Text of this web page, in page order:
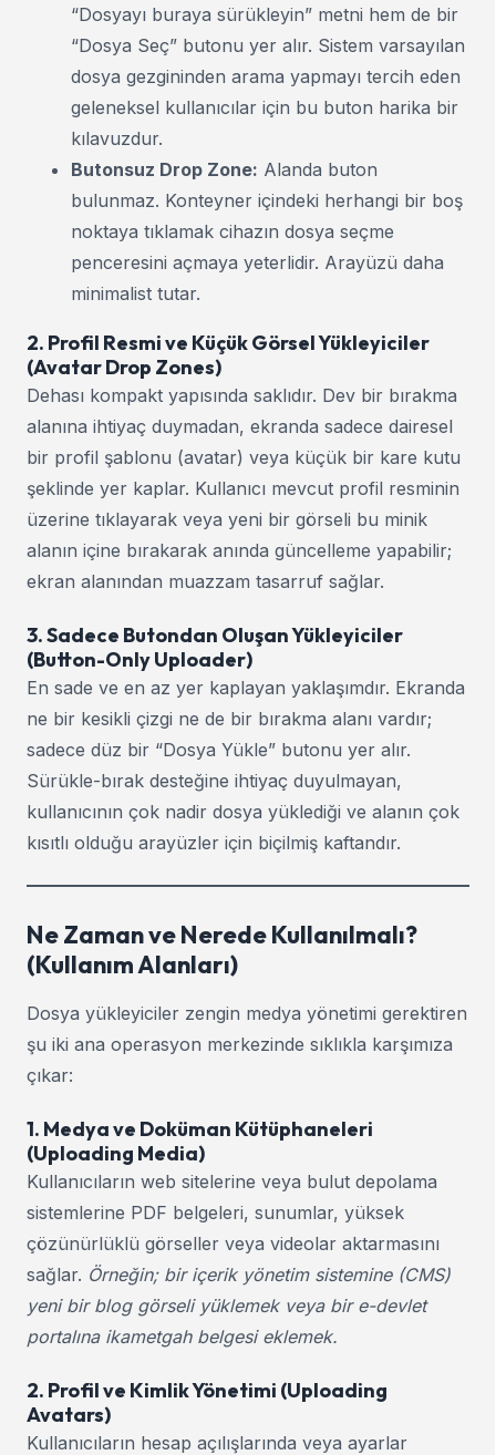
“Dosyayı buraya sürükleyin” metni hem de bir
“Dosya Seç” butonu yer alır. Sistem varsayılan
dosya gezgininden arama yapmayı tercih eden
geleneksel kullanıcılar için bu buton harika bir
kılavuzdur.
Butonsuz Drop Zone: Alanda buton
bulunmaz. Konteyner içindeki herhangi bir boş
noktaya tıklamak cihazın dosya seçme
penceresini açmaya yeterlidir. Arayüzü daha
minimalist tutar.
2. Profil Resmi ve Küçük Görsel Yükleyiciler
(Avatar Drop Zones)
Dehası kompakt yapısında saklıdır. Dev bir bırakma
alanına ihtiyaç duymadan, ekranda sadece dairesel
bir profil şablonu (avatar) veya küçük bir kare kutu
şeklinde yer kaplar. Kullanıcı mevcut profil resminin
üzerine tıklayarak veya yeni bir görseli bu minik
alanın içine bırakarak anında güncelleme yapabilir;
ekran alanından muazzam tasarruf sağlar.
3. Sadece Butondan Oluşan Yükleyiciler
(Button-Only Uploader)
En sade ve en az yer kaplayan yaklaşımdır. Ekranda
ne bir kesikli çizgi ne de bir bırakma alanı vardır;
sadece düz bir “Dosya Yükle” butonu yer alır.
Sürükle-bırak desteğine ihtiyaç duyulmayan,
kullanıcının çok nadir dosya yüklediği ve alanın çok
kısıtlı olduğu arayüzler için biçilmiş kaftandır.
Ne Zaman ve Nerede Kullanılmalı?
(Kullanım Alanları)
Dosya yükleyiciler zengin medya yönetimi gerektiren
şu iki ana operasyon merkezinde sıklıkla karşımıza
çıkar:
1. Medya ve Doküman Kütüphaneleri
(Uploading Media)
Kullanıcıların web sitelerine veya bulut depolama
sistemlerine PDF belgeleri, sunumlar, yüksek
çözünürlüklü görseller veya videolar aktarmasını
sağlar. Örneğin; bir içerik yönetim sistemine (CMS)
yeni bir blog görseli yüklemek veya bir e-devlet
portalına ikametgah belgesi eklemek.
2. Profil ve Kimlik Yönetimi (Uploading
Avatars)
Kullanıcıların hesap açılışlarında veya ayarlar